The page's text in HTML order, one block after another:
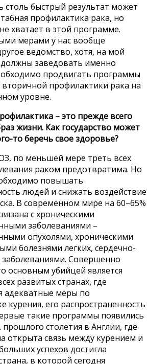
столь быстрый результат может
профилактика рака, но
хватает в этой программе.
мерами у нас вообще
ведомство, хотя, на мой
должны заведовать именно
продвигать программы
профилактики рака на
уровне.
– это прежде всего
жизни. Как государство может
то беречь свое здоровье?
по меньшей мере треть всех
раком предотвратима. Но
повышать
людей и снижать воздействие
В современном мире на 60–65%
с хроническими
заболеваниями –
опухолями, хроническими
болезнями легких, сердечно-
заболеваниями. Совершенно
основным убийцей является
развитых странах, где
адекватные меры по
курения, его распространенность
такие программы появились
прошлого столетия в Англии, где
открыта связь между курением и
успехов достигла
в которой сегодня